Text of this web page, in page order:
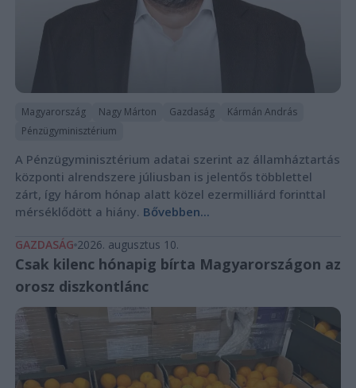
Magyarország Nagy Márton Gazdaság
Kármán András
Pénzügyminisztérium
A Pénzügyminisztérium adatai szerint az államháztartás
központi alrendszere júliusban is jelentős többlettel
zárt, így három hónap alatt közel ezermilliárd forinttal
mérséklődött a hiány. Bővebben...
GAZDASÁG 2026. augusztus 10.
Csak kilenc hónapig bírta Magyarországon az
orosz diszkontlánc